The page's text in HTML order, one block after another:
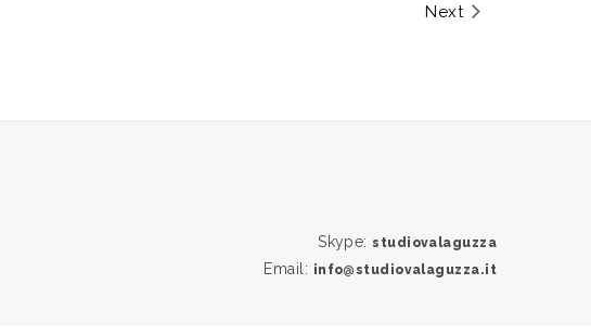
Next
Skype:studiovalaguzza
Email: info@studiovalaguzza.it